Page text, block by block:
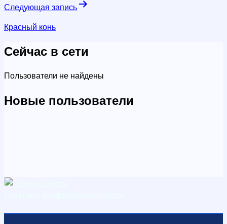
Следующая запись
Красный конь
Сейчас в сети
Пользователи не найдены
Новые пользователи